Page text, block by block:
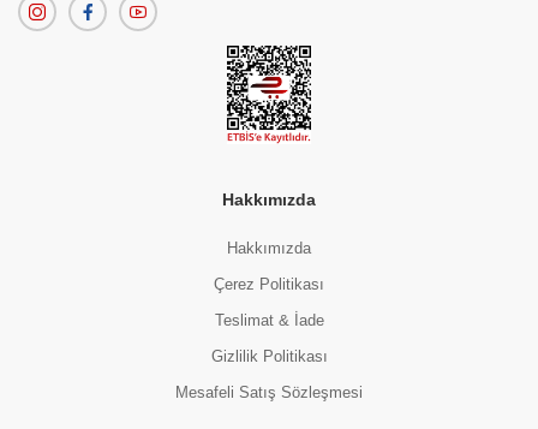
Hakkımızda
Hakkımızda
Çerez Politikası
Teslimat & İade
Gizlilik Politikası
Mesafeli Satış Sözleşmesi